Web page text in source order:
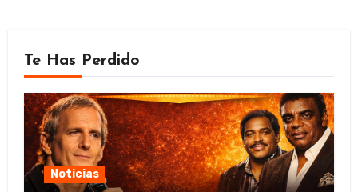
Te Has Perdido
Noticias